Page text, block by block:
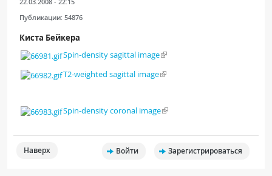
Публикации: 54876
Киста Бейкера
Spin-density sagittal image
T2-weighted sagittal image
Spin-density coronal image
Наверх Войти Зарегистрироваться